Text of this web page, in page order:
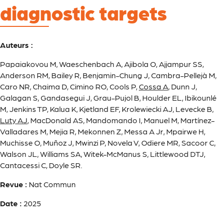
diagnostic targets
Auteurs :
Papaiakovou M, Waeschenbach A, Ajibola O, Ajjampur SS,
Anderson RM, Bailey R, Benjamin-Chung J, Cambra-Pellejà M,
Caro NR, Chaima D, Cimino RO, Cools P,Cossa A, Dunn J,
Galagan S, Gandasegui J, Grau-Pujol B, Houlder EL, Ibikounlé
M, Jenkins TP, Kalua K, Kjetland EF, Krolewiecki AJ, Levecke B,
Luty AJ, MacDonald AS, Mandomando I, Manuel M, Martínez-
Valladares M, Mejia R, Mekonnen Z, Messa A Jr, Mpairwe H,
Muchisse O, Muñoz J, Mwinzi P, Novela V, Odiere MR, Sacoor C,
Walson JL, Williams SA, Witek-McManus S, Littlewood DTJ,
Cantacessi C, Doyle SR.
Revue : Nat Commun
Date : 2025